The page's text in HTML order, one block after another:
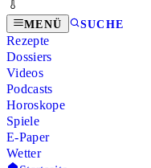
MENÜ SUCHE
Rezepte
Dossiers
Videos
Podcasts
Horoskope
Spiele
E-Paper
Wetter